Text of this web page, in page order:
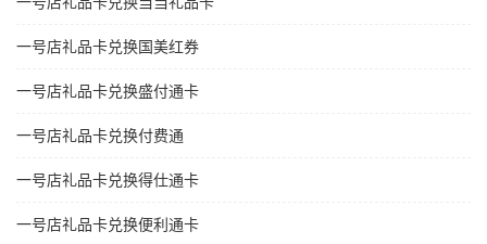
一号店礼品卡兑换国美红券
一号店礼品卡兑换盛付通卡
一号店礼品卡兑换付费通
一号店礼品卡兑换得仕通卡
一号店礼品卡兑换便利通卡